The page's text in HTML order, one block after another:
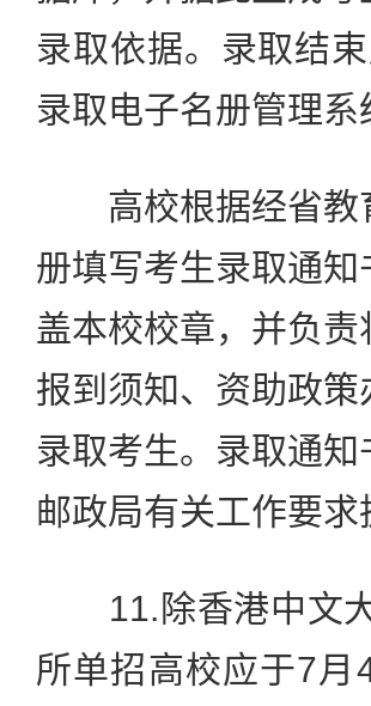
录取依据。录取结
录取电子名册管理
高校根据经省教
册填写考生录取通
盖本校校章，并负
报到须知、资助政
录取考生。录取通
邮政局有关工作要求
11.除香港中文大
所单招高校应于7